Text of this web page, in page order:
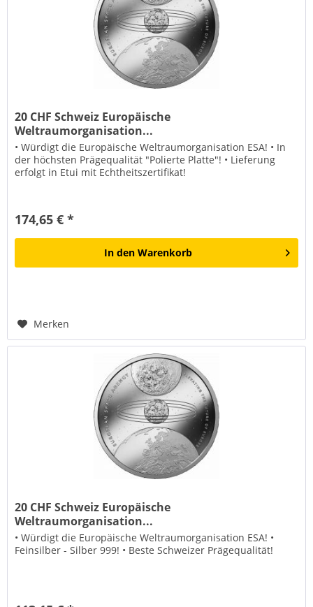
20 CHF Schweiz Europäische
Weltraumorganisation...
• Würdigt die Europäische Weltraumorganisation ESA! • In
der höchsten Prägequalität "Polierte Platte"! • Lieferung
erfolgt in Etui mit Echtheitszertifikat!
174,65 € *
In den Warenkorb
Merken
20 CHF Schweiz Europäische
Weltraumorganisation...
• Würdigt die Europäische Weltraumorganisation ESA! •
Feinsilber - Silber 999! • Beste Schweizer Prägequalität!